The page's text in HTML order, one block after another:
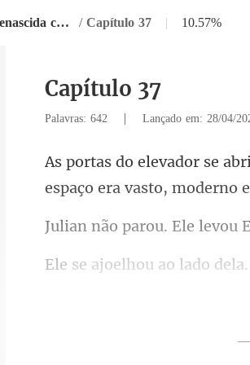
Queimada por Ele, Renascida como Estrela / Capítulo 37 | 10.57%
Capítulo 37
Palavras: 642 | Lançado em: 28/04/
espaço era vasto, mode
u
ou ao lado de